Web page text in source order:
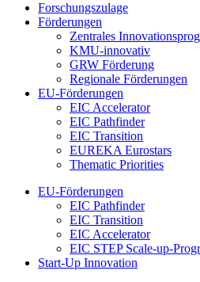
Forschungszulage
Förderungen
Zentrales
KMU-innovativ
GRW Förderung
Regionale Förderungen
EU-Förderungen
EIC Accelerator
EIC Pathfinder
EIC Transition
EUREKA Eurostars
Thematic Priorities
EU-Förderungen
EIC Pathfinder
EIC Transition
EIC Accelerator
EIC STEP Scale-up-
Start-Up Innovation